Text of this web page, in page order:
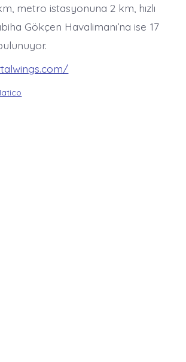
metro istasyonuna 2 km, hızlı
Gökçen Havalimanı’na ise 17